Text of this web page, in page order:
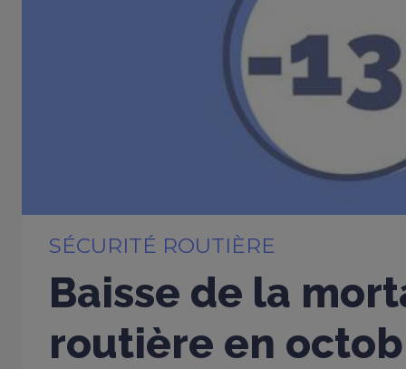
SÉCURITÉ ROUTIÈRE
Baisse de la
routière en